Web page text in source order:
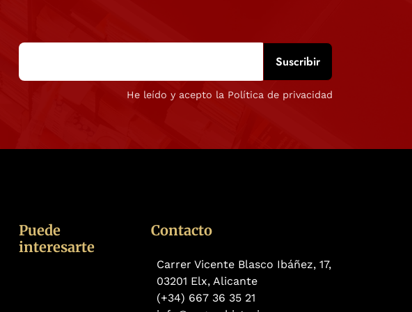
He leído y acepto la Política de privacidad
Puede
interesarte
Contacto
Carrer Vicente Blasco Ibáñez, 17,
03201 Elx, Alicante
(+34) 667 36 35 21